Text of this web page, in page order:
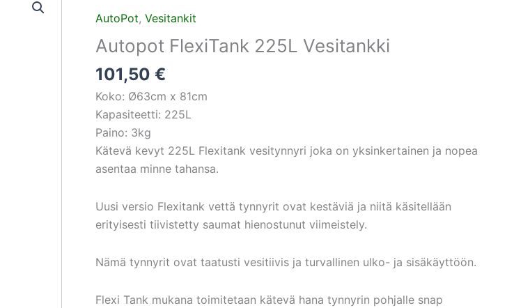
AutoPot, Vesitankit
Autopot FlexiTank 225L Vesitankki
101,50 €
Koko: Ø63cm x 81cm
Kapasiteetti: 225L
Paino: 3kg
Kätevä kevyt 225L Flexitank vesitynnyri joka on yksinkertainen ja nopea
asentaa minne tahansa.
Uusi versio Flexitank vettä tynnyrit ovat kestäviä ja niitä käsitellään
erityisesti tiivistetty saumat hienostunut viimeistely.
Nämä tynnyrit ovat taatusti vesitiivis ja turvallinen ulko- ja sisäkäyttöön.
Flexi Tank mukana toimitetaan kätevä hana tynnyrin pohjalle snap